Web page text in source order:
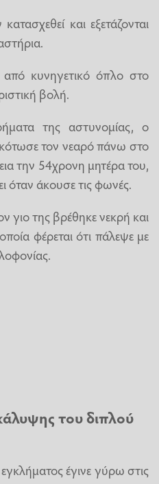
και εξετάζονται
από κυνηγετικό όπλο στο
βολή.
της αστυνομίας, ο
τον νεαρό πάνω στο
την 54χρονη μητέρα του,
όταν άκουσε τις φωνές.
γιο της βρέθηκε νεκρή και
φέρεται ότι πάλεψε με
του διπλού
έγινε γύρω στις